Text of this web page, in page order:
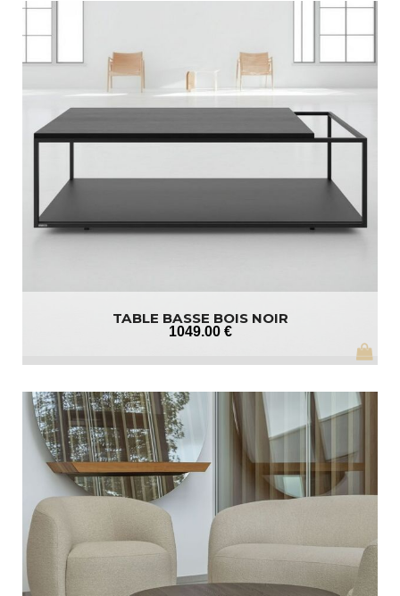
TABLE BASSE BOIS NOIR
1049.00 €